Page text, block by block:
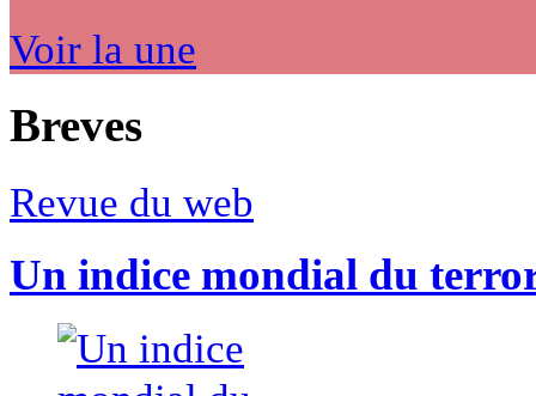
Voir la une
Breves
Revue du web
Un indice mondial du